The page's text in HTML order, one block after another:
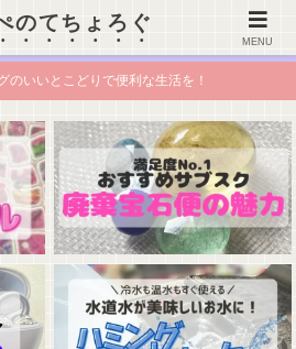
のてちょろぐ
のいいとこどりで便利な生活を！
のてちょろぐ
MENU